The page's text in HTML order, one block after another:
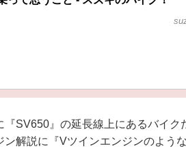
SV650』の延長線上にあるバイク
解説に『Vツインエンジンのよう